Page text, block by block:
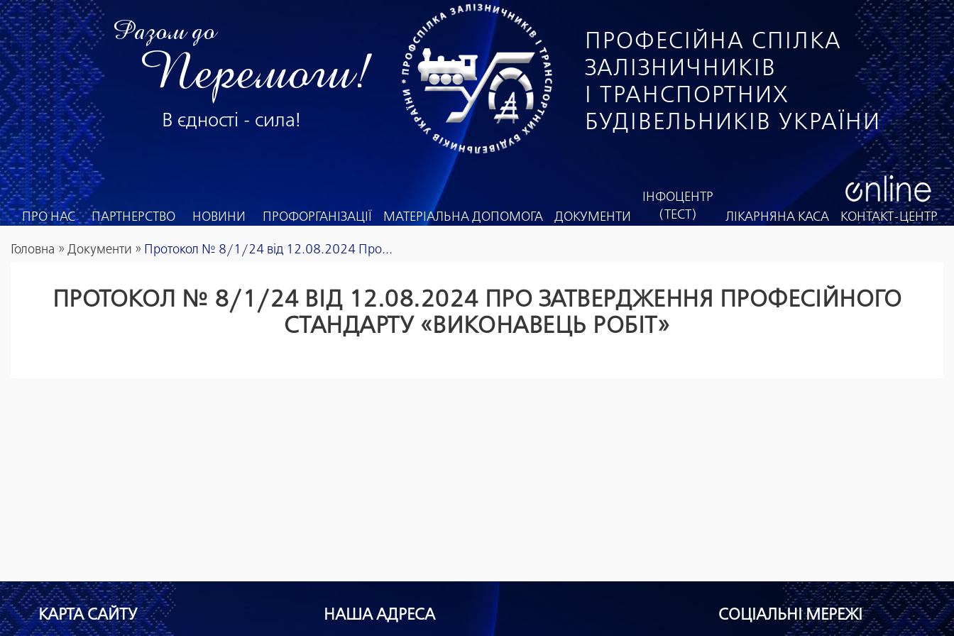
Разом до
Перемоги!
В єдності - сила!
ПРОФЕСІЙНА СПІЛКА
ЗАЛІЗНИЧНИКІВ
І ТРАНСПОРТНИХ
БУДІВЕЛЬНИКІВ УКРАЇНИ
ПРО НАС ПАРТНЕРСТВО НОВИНИ ПРОФОРГАНІЗАЦІЇ МАТЕРІАЛЬНА ДОПОМОГА ДОКУМЕНТИ
ІНФОЦЕНТР
(ТЕСТ)
ЛІКАРНЯНА КАСА КОНТАКТ-ЦЕНТР
Головна » Документи » Протокол № 8/1/24 від 12.08.2024 Про...
ПРОТОКОЛ № 8/1/24 ВІД 12.08.2024 ПРО ЗАТВЕРДЖЕННЯ ПРОФЕСІЙНОГО
СТАНДАРТУ «ВИКОНАВЕЦЬ РОБІТ»
КАРТА САЙТУ НАША АДРЕСА СОЦІАЛЬНІ МЕРЕЖІ